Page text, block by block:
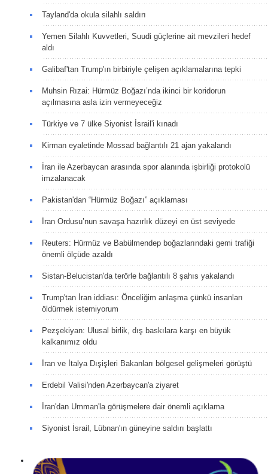
Tayland'da okula silahlı saldırı
Yemen Silahlı Kuvvetleri, Suudi güçlerine ait mevzileri hedef
aldı
Galibaf'tan Trump'ın birbiriyle çelişen açıklamalarına tepki
Muhsin Rızai: Hürmüz Boğazı’nda ikinci bir koridorun
açılmasına asla izin vermeyeceğiz
Türkiye ve 7 ülke Siyonist İsrail'i kınadı
Kirman eyaletinde Mossad bağlantılı 21 ajan yakalandı
İran ile Azerbaycan arasında spor alanında işbirliği protokolü
imzalanacak
Pakistan'dan “Hürmüz Boğazı” açıklaması
İran Ordusu’nun savaşa hazırlık düzeyi en üst seviyede
Reuters: Hürmüz ve Babülmendep boğazlarındaki gemi trafiği
önemli ölçüde azaldı
Sistan-Belucistan'da terörle bağlantılı 8 şahıs yakalandı
Trump'tan İran iddiası: Önceliğim anlaşma çünkü insanları
öldürmek istemiyorum
Pezşekiyan: Ulusal birlik, dış baskılara karşı en büyük
kalkanımız oldu
İran ve İtalya Dışişleri Bakanları bölgesel gelişmeleri görüştü
Erdebil Valisi'nden Azerbaycan'a ziyaret
İran'dan Umman'la görüşmelere dair önemli açıklama
Siyonist İsrail, Lübnan'ın güneyine saldırı başlattı